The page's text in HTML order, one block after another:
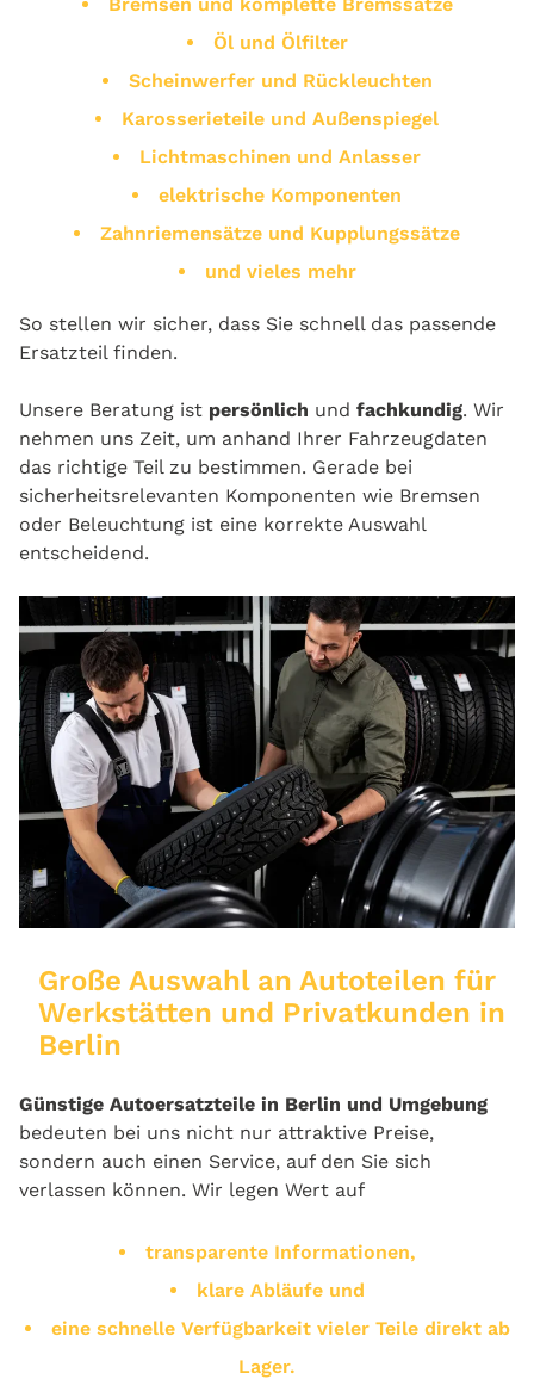
Öl und Ölfilter
Scheinwerfer und Rückleuchten
Karosserieteile und Außenspiegel
Lichtmaschinen und Anlasser
elektrische Komponenten
Zahnriemensätze und Kupplungssätze
und vieles mehr
So stellen wir sicher, dass Sie schnell das passende
Ersatzteil finden.
Unsere Beratung ist persönlich und fachkundig. Wir
nehmen uns Zeit, um anhand Ihrer Fahrzeugdaten
das richtige Teil zu bestimmen. Gerade bei
sicherheitsrelevanten Komponenten wie Bremsen
oder Beleuchtung ist eine korrekte Auswahl
entscheidend.
Große Auswahl an Autoteilen für
Werkstätten und Privatkunden in
Berlin
Günstige Autoersatzteile in Berlin und Umgebung
bedeuten bei uns nicht nur attraktive Preise,
sondern auch einen Service, auf den Sie sich
verlassen können. Wir legen Wert auf
transparente Informationen,
klare Abläufe und
eine schnelle Verfügbarkeit vieler Teile direkt ab
Lager.